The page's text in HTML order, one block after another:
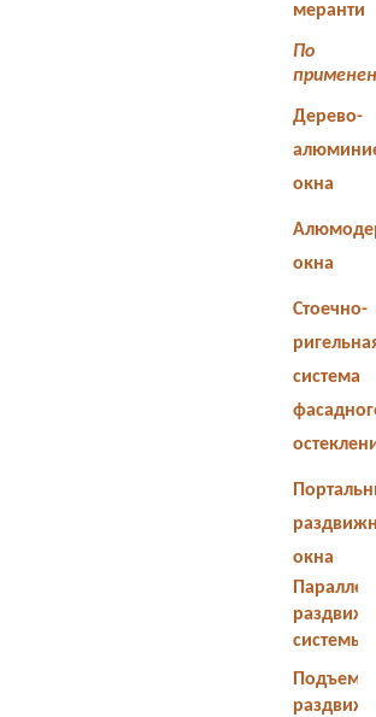
меранти
По
Дерево-
окна
окна
Стоечно-
система
окна
системы